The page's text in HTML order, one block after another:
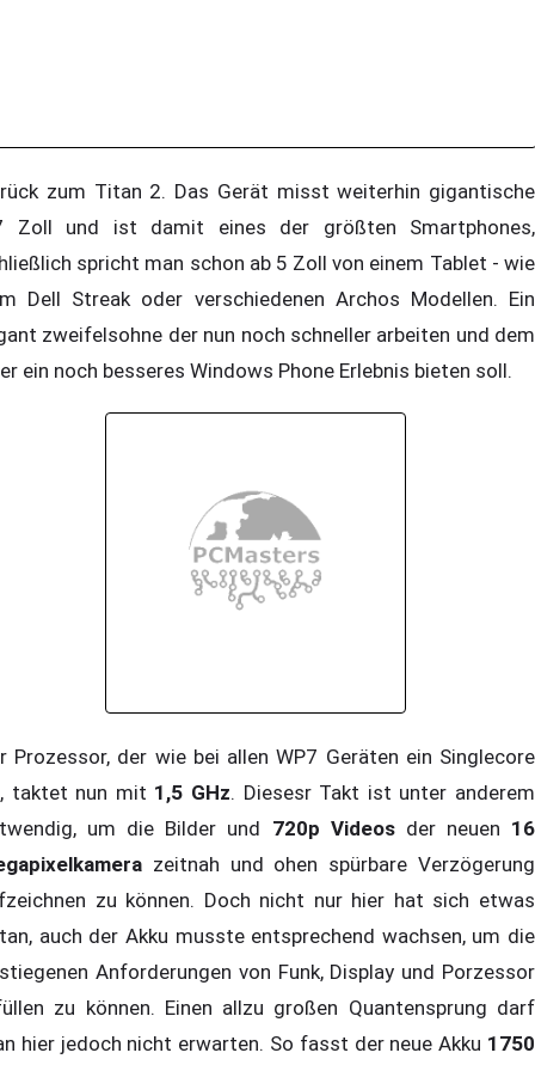
zum Titan 2. Das Gerät misst weiterhin gigantische
Zoll und ist damit eines der größten Smartphones,
spricht man schon ab 5 Zoll von einem Tablet - wie
Dell Streak oder verschiedenen Archos Modellen. Ein
zweifelsohne der nun noch schneller arbeiten und dem
ein noch besseres Windows Phone Erlebnis bieten soll.
Prozessor, der wie bei allen WP7 Geräten ein Singlecore
taktet nun mit 1,5 GHz. Diesesr Takt ist unter anderem
um die Bilder und 720p Videos der neuen 16
zeitnah und ohen spürbare Verzögerung
zu können. Doch nicht nur hier hat sich etwas
auch der Akku musste entsprechend wachsen, um die
Anforderungen von Funk, Display und Porzessor
zu können. Einen allzu großen Quantensprung darf
hier jedoch nicht erwarten. So fasst der neue Akku 1750